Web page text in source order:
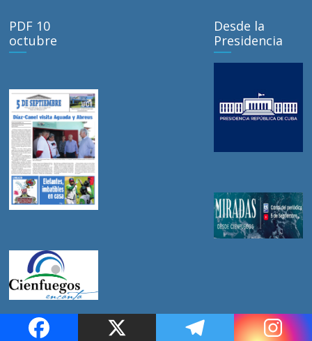
PDF 10
octubre
Desde la
Presidencia